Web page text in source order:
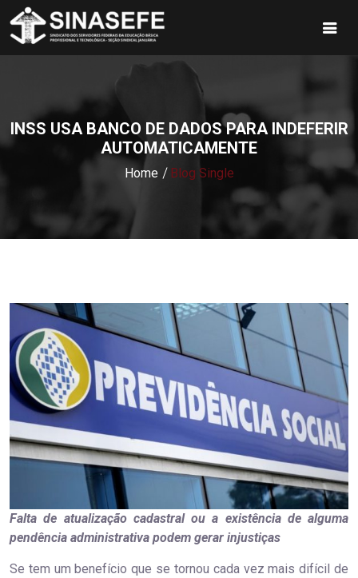
INSS USA BANCO DE DADOS PARA INDEFERIR
AUTOMATICAMENTE
Home Blog Single
Falta de atualização cadastral ou a existência de alguma
pendência administrativa podem gerar injustiças
Se tem um benefício que se tornou cada vez mais difícil de